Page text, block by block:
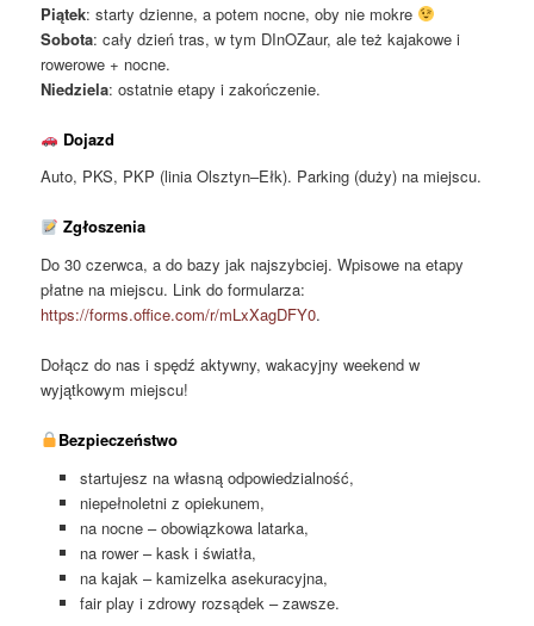
Piątek: starty dzienne, a potem nocne, oby nie mokre
Sobota: cały dzień tras, w tym DInOZaur, ale też kajakowe i
rowerowe + nocne.
Niedziela: ostatnie etapy i zakończenie.
Dojazd
Auto, PKS, PKP (linia Olsztyn–Ełk). Parking (duży) na miejscu.
Zgłoszenia
Do 30 czerwca, a do bazy jak najszybciej. Wpisowe na etapy
płatne na miejscu. Link do formularza:
https://forms.office.com/r/mLxXagDFY0.
Dołącz do nas i spędź aktywny, wakacyjny weekend w
wyjątkowym miejscu!
Bezpieczeństwo
startujesz na własną odpowiedzialność,
niepełnoletni z opiekunem,
na nocne – obowiązkowa latarka,
na rower – kask i światła,
na kajak – kamizelka asekuracyjna,
fair play i zdrowy rozsądek – zawsze.